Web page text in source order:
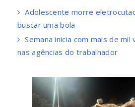
Adolescente morre
buscar uma bola
Semana inicia com mais de
nas agências do trabalhador